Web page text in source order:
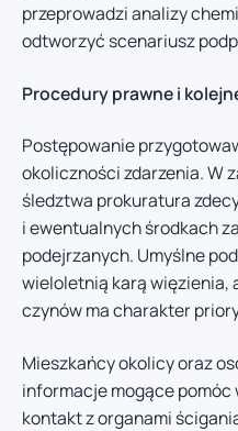
przeprowadzi analizy
odtworzyć scenariusz
Procedury prawne i
Postępowanie
okoliczności zdarzenia. W
śledztwa prokuratura
i ewentualnych środkach
podejrzanych. Umyślne
wieloletnią karą więzienia,
czynów ma charakter
Mieszkańcy okolicy oraz
informacje mogące pomóc
kontakt z organami